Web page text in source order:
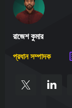
রাজেশ কুমার
প্রধান সম্পাদক